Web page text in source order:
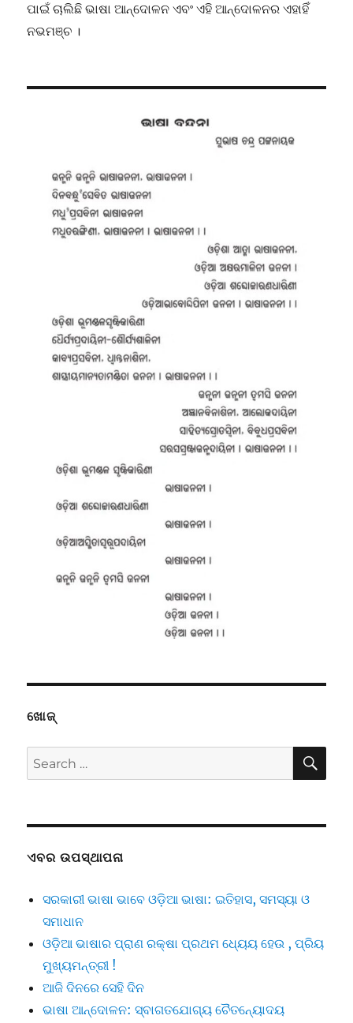
ପାଇଁ ଚାଲିଛି ଭାଷା ଆନ୍ଦୋଳନ ଏବଂ ଏହି ଆନ୍ଦୋଳନର ଏହାହିଁ
ନଭମଞ୍ଚ ।
ଖୋଜ୍
Search
for:
ଏବର ଉପସ୍ଥାପନା
ସରକାରୀ ଭାଷା ଭାବେ ଓଡ଼ିଆ ଭାଷା: ଇତିହାସ, ସମସ୍ୟା ଓ
ସମାଧାନ
ଓଡ଼ିଆ ଭାଷାର ପ୍ରାଣ ରକ୍ଷା ପ୍ରଥମ ଧ୍ୟେୟ ହେଉ , ପ୍ରିୟ
ମୁଖ୍ୟମନ୍ତ୍ରୀ !
ଆଜି ଦିନରେ ସେହି ଦିନ
ଭାଷା ଆନ୍ଦୋଳନ: ସ୍ବାଗତଯୋଗ୍ୟ ଚୈତନ୍ୟୋଦୟ